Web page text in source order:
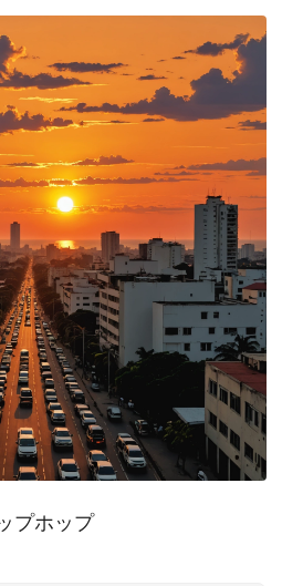
プホップ